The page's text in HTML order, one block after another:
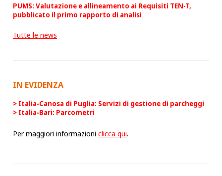
PUMS: Valutazione e allineamento ai Requisiti TEN-T,
pubblicato il primo rapporto di analisi
Tutte le news
IN EVIDENZA
Italia-Canosa di Puglia: Servizi di gestione di parcheggi
Italia-Bari: Parcometri
Per maggiori informazioniclicca qui.